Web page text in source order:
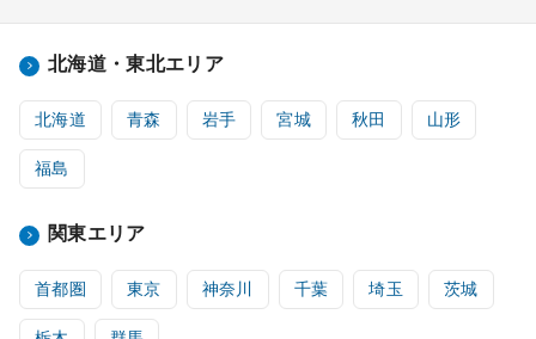
北海道・東北エリア
北海道 青森 岩手 宮城 秋田 山形
福島
関東エリア
首都圏 東京 神奈川 千葉 埼玉 茨城